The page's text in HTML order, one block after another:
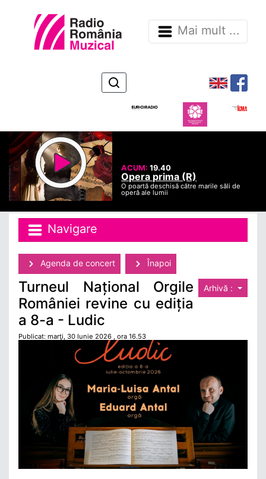
Mai mult ...
ACUM:19.40
Opera prima (R)
O poartă deschisă către marile săli de
operă ale lumii
Navigare
Agenda de concert Înapoi
Arhivă :
Turneul Național Orgile
României revine cu ediția
a 8-a - Ludic
Publicat: marţi, 30 Iunie 2026 , ora 16.53